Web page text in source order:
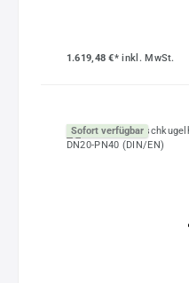
1.619,48 €*inkl. MwSt.
Sofort verfügbar